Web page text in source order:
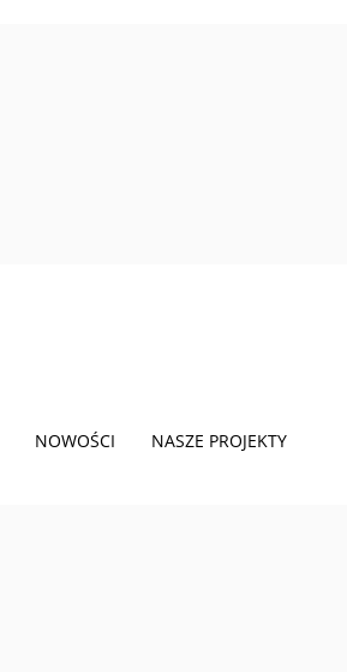
NOWOŚCI NASZE PROJEKTY